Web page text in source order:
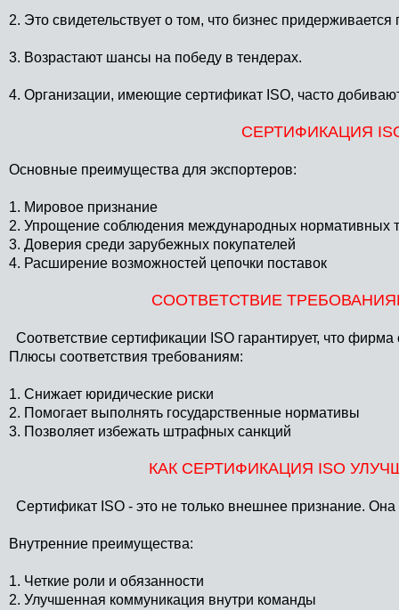
2. Это свидетельствует о том, что бизнес
3. Возрастают шансы на победу в тендерах.
4. Организации, имеющие сертификат ISO, часто
СЕРТИФИКАЦИЯ
Основные преимущества для экспортеров:
1. Мировое признание
2. Упрощение соблюдения международных нормативных
3. Доверия среди зарубежных покупателей
4. Расширение возможностей цепочки поставок
СООТВЕТСТВИЕ
Соответствие сертификации ISO гарантирует, что
Плюсы соответствия требованиям:
1. Снижает юридические риски
2. Помогает выполнять государственные нормативы
3. Позволяет избежать штрафных санкций
КАК СЕРТИФИКАЦИЯ ISO
Сертификат ISO - это не только внешнее признание.
Внутренние преимущества:
1. Четкие роли и обязанности
2. Улучшенная коммуникация внутри команды